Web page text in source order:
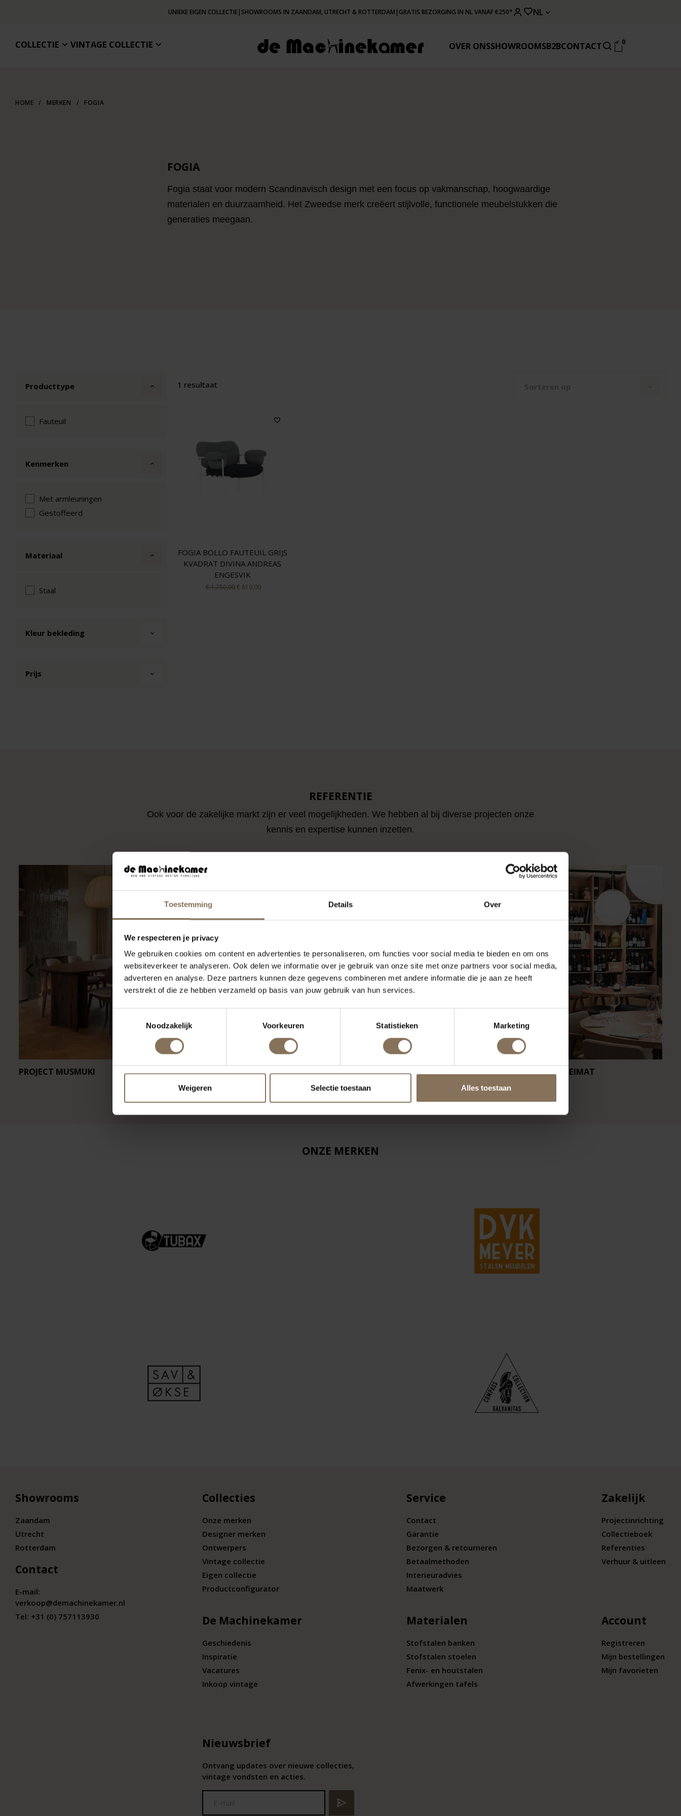
Toestemming Details Over
We respecteren je privacy
We gebruiken cookies om content en advertenties te personaliseren, om functies voor social media te bieden en om ons
websiteverkeer te analyseren. Ook delen we informatie over je gebruik van onze site met onze partners voor social media,
adverteren en analyse. Deze partners kunnen deze gegevens combineren met andere informatie die je aan ze heeft
verstrekt of die ze hebben verzameld op basis van jouw gebruik van hun services.
Noodzakelijk
Voorkeuren Statistieken Marketing
Weigeren Selectie toestaan Alles toestaan
UNIEKE EIGEN COLLECTIE| SHOWROOMS IN ZAANDAM, UTRECHT & ROTTERDAM | GRATIS BEZORGING IN NL VANAF €250* NL
COLLECTIE VINTAGE COLLECTIE OVER ONSSHOWROOMSB2BCONTACT 0
HOME / MERKEN / FOGIA
FOGIA
Fogia staat voor modern Scandinavisch design met een focus op vakmanschap, hoogwaardige
materialen en duurzaamheid. Het Zweedse merk creëert stijlvolle, functionele meubelstukken die
generaties meegaan.
Producttype
Fauteuil
Kenmerken
Met armleuningen
Gestoffeerd
Materiaal
Staal
Kleur bekleding
Prijs
1 resultaat
FOGIA BOLLO FAUTEUIL GRIJS
KVADRAT DIVINA ANDREAS
ENGESVIK
€ 1.750,00€ 819,00
REFERENTIE
Ook voor de zakelijke markt zijn er veel mogelijkheden. We hebben al bij diverse projecten onze
kennis en expertise kunnen inzetten.
PROJECT MUSMUKI RESTAURANT PACHAMAMA KINDERKAMER NOÉ RESTAURANT HEIMAT
ONZE MERKEN
Showrooms
Zaandam
Utrecht
Rotterdam
Contact
E-mail:
verkoop@demachinekamer.nl
Tel: +31 (0) 757113930
Collecties
Onze merken
Designer merken
Ontwerpers
Vintage collectie
Eigen collectie
Productconfigurator
De Machinekamer
Geschiedenis
Inspiratie
Vacatures
Inkoop vintage
Service
Contact
Garantie
Bezorgen & retourneren
Betaalmethoden
Interieuradvies
Maatwerk
Materialen
Stofstalen banken
Stofstalen stoelen
Fenix- en houtstalen
Afwerkingen tafels
Zakelijk
Projectinrichting
Collectieboek
Referenties
Verhuur & uitleen
Account
Registreren
Mijn bestellingen
Mijn favorieten
Nieuwsbrief
Ontvang updates over nieuwe collecties,
vintage vondsten en acties.